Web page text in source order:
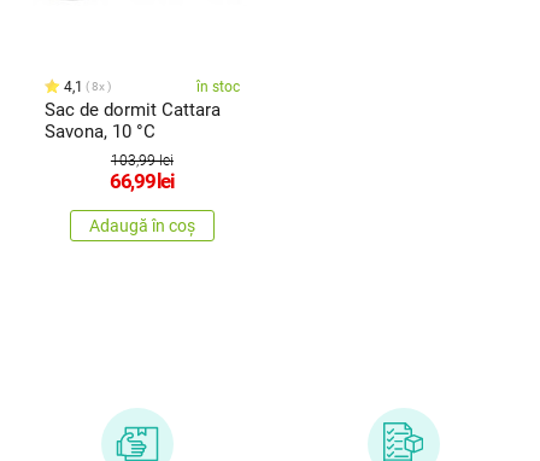
4,1 8x în stoc
Sac de dormit Cattara
Savona, 10 °C
103,99 lei
66,99 lei
Adaugă în coș